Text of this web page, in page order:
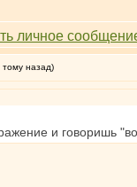
назад)
и говоришь